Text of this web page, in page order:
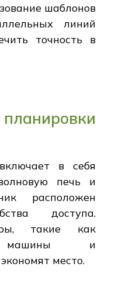
шаблонов
линий
точность в
в себя
печь и
расположен
доступа.
такие как
машины и
место.